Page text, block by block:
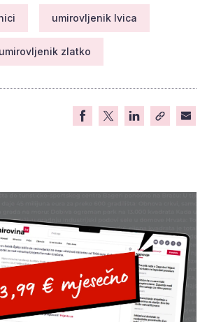
umirovljenik Ivica
umirovljenik zlatko